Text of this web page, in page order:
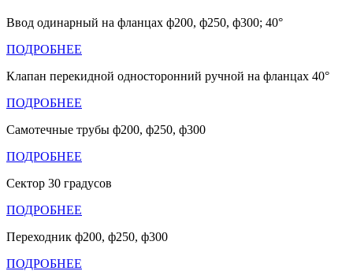
Ввод одинарный на фланцах ф200, ф250, ф300; 40°
ПОДРОБНЕЕ
Клапан перекидной односторонний ручной на фланцах 40°
ПОДРОБНЕЕ
Самотечные трубы ф200, ф250, ф300
ПОДРОБНЕЕ
Сектор 30 градусов
ПОДРОБНЕЕ
Переходник ф200, ф250, ф300
ПОДРОБНЕЕ